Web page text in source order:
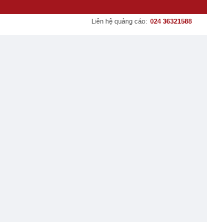
Liên hệ quảng cáo: 024 36321588